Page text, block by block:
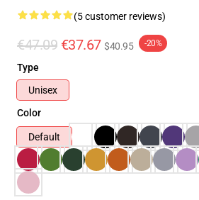
(5 customer reviews)
€47.09 €37.67 $40.95 -20%
Type
Unisex
Color
Default